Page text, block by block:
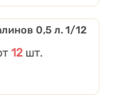
0,5 л. 1/12
от количества
12 шт.